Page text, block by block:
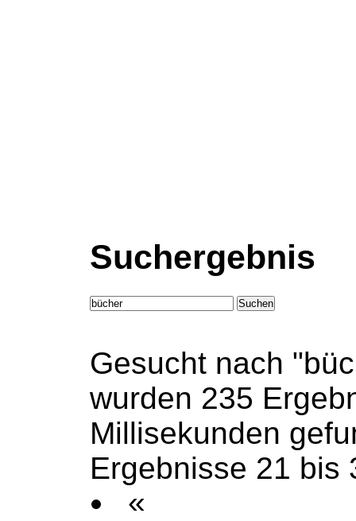
Suchergebnis
Suchen
Gesucht nach
wurden 235
Millisekunden
Ergebnisse 21 bis
«